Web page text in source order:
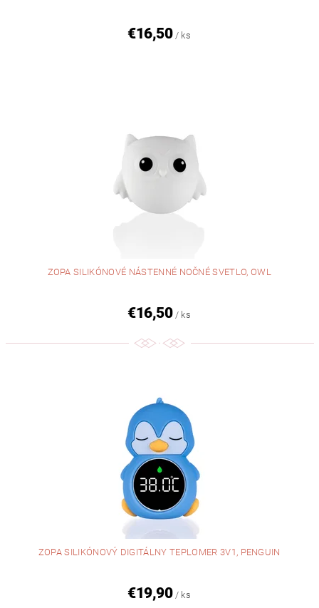
€16,50 / ks
ZOPA SILIKÓNOVÉ NÁSTENNÉ NOČNÉ SVETLO, OWL
€16,50 / ks
ZOPA SILIKÓNOVÝ DIGITÁLNY TEPLOMER 3V1, PENGUIN
€19,90 / ks